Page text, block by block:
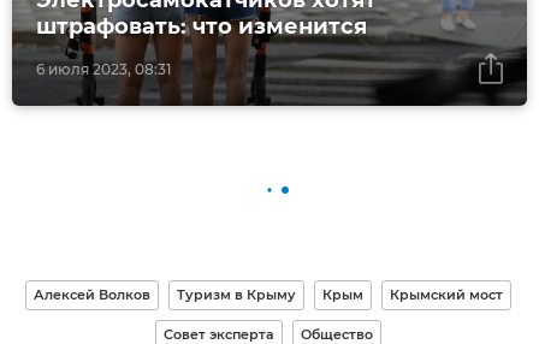
6 июля 2023, 08:31
штрафовать: что изменится
Алексей Волков Туризм в Крыму Крым Крымский мост
Совет эксперта Общество